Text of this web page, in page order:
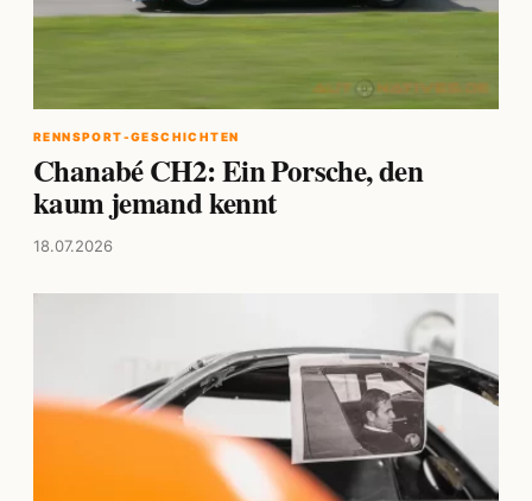
RENNSPORT-GESCHICHTEN
Chanabé CH2: Ein Porsche, den
kaum jemand kennt
18.07.2026